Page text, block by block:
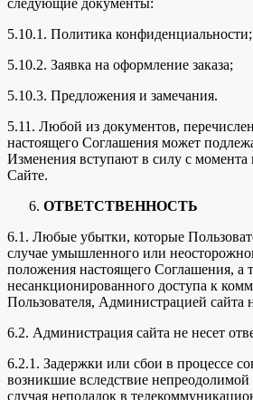
5.10.1. Политика конфиденциальности;
5.10.2. Заявка на оформление заказа;
5.10.3. Предложения и замечания.
5.11. Любой из документов,
настоящего Соглашения может
Изменения вступают в силу с момента
Сайте.
ОТВЕТСТВЕННОСТЬ
6.1. Любые убытки, которые
случае умышленного или
положения настоящего Соглашения, а
несанкционированного доступа к
Пользователя, Администрацией сайта
6.2. Администрация сайта не несет
6.2.1. Задержки или сбои в процессе
возникшие вследствие
случая неполадок в